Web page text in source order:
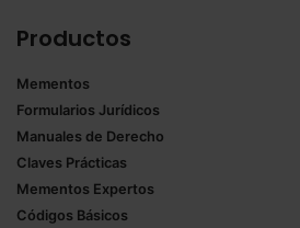
Productos
Mementos
Formularios Jurídicos
Manuales de Derecho
Claves Prácticas
Mementos Expertos
Códigos Básicos